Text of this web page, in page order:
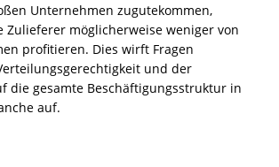
Unternehmen zugutekommen,
Zulieferer möglicherweise weniger von
profitieren. Dies wirft Fragen
und der
die gesamte Beschäftigungsstruktur in
auf.